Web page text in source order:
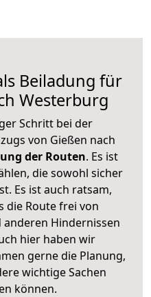
Beiladung für
Westerburg
Schritt bei der
von Gießen nach
der Routen. Es ist
die sowohl sicher
Es ist auch ratsam,
die Route frei von
Hindernissen
hier haben wir
gerne die Planung,
wichtige Sachen
können.